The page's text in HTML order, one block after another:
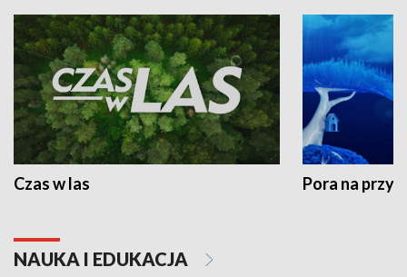
Czas w las Pora na
NAUKA I EDUKACJA